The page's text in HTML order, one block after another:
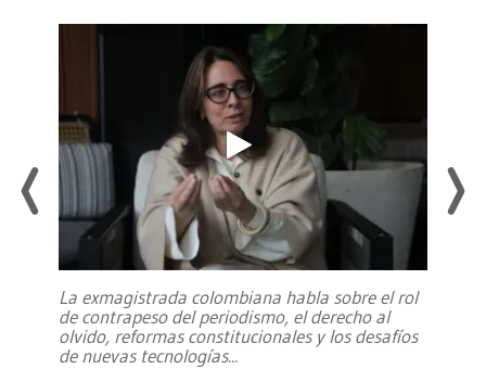
La exmagistrada colombiana habla sobre el rol
de contrapeso del periodismo, el derecho al
olvido, reformas constitucionales y los desafíos
de nuevas tecnologías...